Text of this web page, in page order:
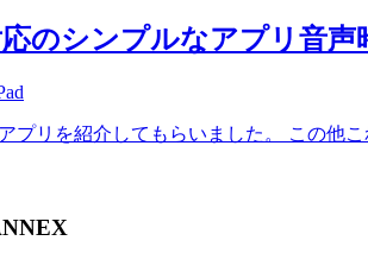
のシンプルなアプリ音声
プリを紹介してもらいました。 この他